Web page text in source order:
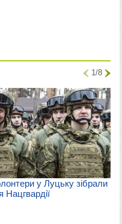
1/8
у Луцьку зібрали
Нацгвардії